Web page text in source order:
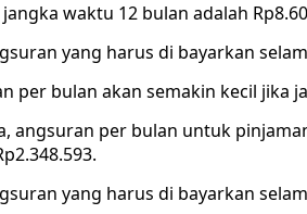
waktu 12 bulan adalah
yang harus di bayarkan
per bulan akan semakin kecil jika
angsuran per bulan untuk
yang harus di bayarkan